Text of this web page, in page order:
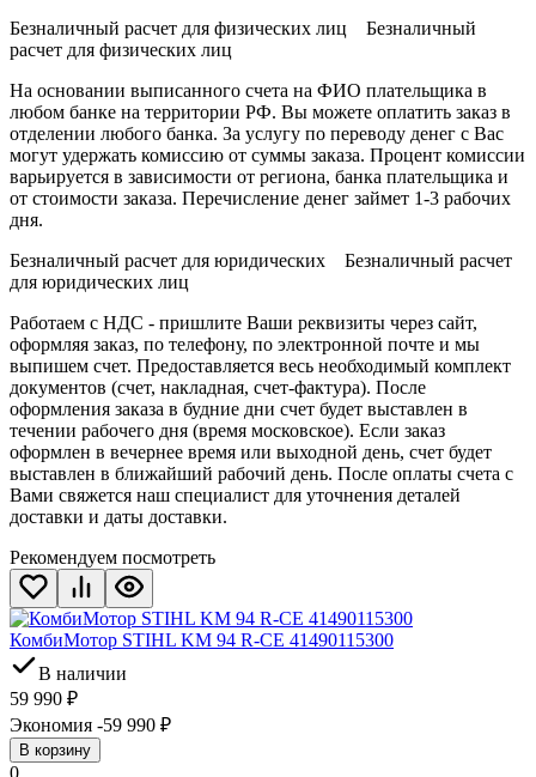
Безналичный расчет для физических лиц Безналичный
расчет для физических лиц
На основании выписанного счета на ФИО плательщика в
любом банке на территории РФ. Вы можете оплатить заказ в
отделении любого банка. За услугу по переводу денег с Вас
могут удержать комиссию от суммы заказа. Процент комиссии
варьируется в зависимости от региона, банка плательщика и
от стоимости заказа. Перечисление денег займет 1-3 рабочих
дня.
Безналичный расчет для юридических Безналичный расчет
для юридических лиц
Работаем с НДС - пришлите Ваши реквизиты через сайт,
оформляя заказ, по телефону, по электронной почте и мы
выпишем счет. Предоставляется весь необходимый комплект
документов (счет, накладная, счет-фактура). После
оформления заказа в будние дни счет будет выставлен в
течении рабочего дня (время московское). Если заказ
оформлен в вечернее время или выходной день, счет будет
выставлен в ближайший рабочий день. После оплаты счета с
Вами свяжется наш специалист для уточнения деталей
доставки и даты доставки.
Рекомендуем посмотреть
КомбиМотор STIHL KM 94 R-CE 41490115300
В наличии
59 990 ₽
Экономия -59 990 ₽
В корзину